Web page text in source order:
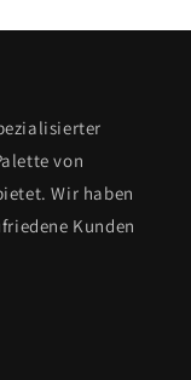
von
Wir haben
Kunden